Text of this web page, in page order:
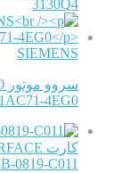
3130Q4
SIEMENS
سروو موتور 2000دور/ 6.7NM مدل
4EG0
کارت INTERFACE
0819-C011